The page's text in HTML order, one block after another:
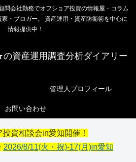
問会社勤務でオフショア投資の情報屋・コラム
・ブロガー。 資産運用・資産防衛術を中心に
情報提供中！
資産運用調査分析ダイアリー
管理人プロフィール
お問い合わせ
投資相談会in愛知開催！
2026/8/11(火・祝)-17(月)in愛知